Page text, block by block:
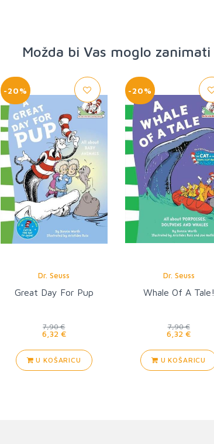
Možda bi Vas moglo zanimati
-20%
Dr. Seuss
Great Day For Pup
7,90 €
6,32 €
U KOŠARICU
-20%
Dr. Seuss
Whale Of A Tale!
7,90 €
6,32 €
U KOŠARICU